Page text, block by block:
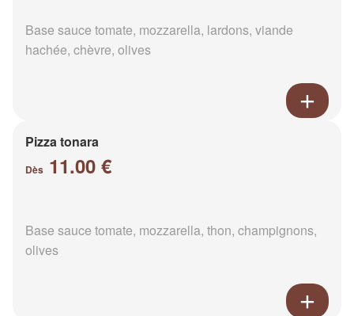
Base sauce tomate, mozzarella, lardons, viande
hachée, chèvre, olives
Pizza tonara
Dès 11.00 €
Base sauce tomate, mozzarella, thon, champignons,
olives